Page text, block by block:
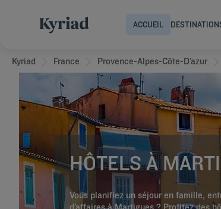
ACCUEIL
Kyriad France Provence-Alpes-Côte-D’azur
HÔTELS À
Vous planifiez un séjour en famille,
d’affaires à Martigues ? Profitez des